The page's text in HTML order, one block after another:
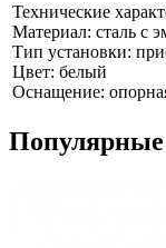
Технические
Материал: сталь с
Тип установки:
Цвет: белый
Оснащение:
Популярные